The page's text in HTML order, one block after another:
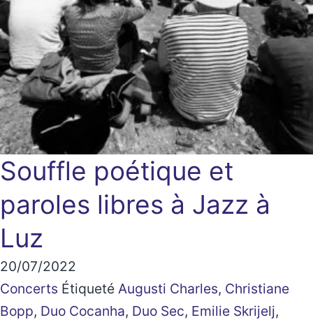
Souffle poétique et
paroles libres à Jazz à
Luz
20/07/2022
Concerts Étiqueté Augusti Charles, Christiane
Bopp, Duo Cocanha, Duo Sec, Emilie Skrijelj,